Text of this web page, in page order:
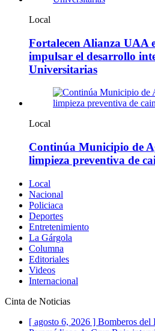
Local
Fortalecen Alianza UAA
impulsar el desarrollo
Universitarias
Local
Continúa Municipio de
limpieza preventiva de
Local
Nacional
Policiaca
Deportes
Entretenimiento
La Gárgola
Columna
Editoriales
Videos
Internacional
Cinta de Noticias
[ agosto 6, 2026 ] Bomberos del